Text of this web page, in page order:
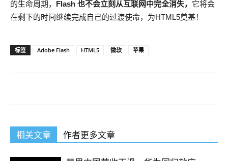
的生命周期， Flash 也不会立刻从互联网中完全消失， 它将会
在剩下的时间继续完成自己的过渡使命，为HTML5奠基！
标签 Adobe Flash HTML5 微软 苹果
相关文章 作者更多文章